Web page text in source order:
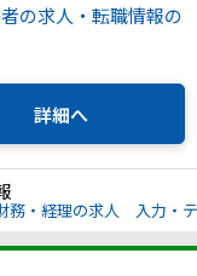
の求人・転職情報の
詳細へ
務・経理の求人 入力・